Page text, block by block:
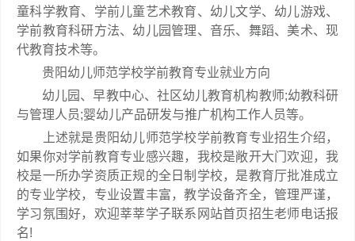
童科学教育、学前儿童艺术教育、幼儿文学、幼儿游戏、
学前教育科研方法、幼儿园管理、音乐、舞蹈、美术、现
代教育技术等。
贵阳幼儿师范学校学前教育专业就业方向
幼儿园、早教中心、社区幼儿教育机构教师;幼教科研
与管理人员;婴幼儿产品研发与推广机构工作人员等。
上述就是贵阳幼儿师范学校学前教育专业招生介绍，
如果你对学前教育专业感兴趣，我校是敞开大门欢迎，我
校是一所办学资质正规的全日制学校，是教育厅批准成立
的专业学校，专业设置丰富，教学设备齐全，管理严谨，
学习氛围好，欢迎莘莘学子联系网站首页招生老师电话报
名!